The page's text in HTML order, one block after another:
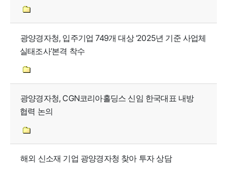
광양경자청, 입주기업 749개 대상 ‘2025년 기준 사업체
실태조사’본격 착수
광양경자청, CGN코리아홀딩스 신임 한국대표 내방
협력 논의
해외 신소재 기업 광양경자청 찾아 투자 상담